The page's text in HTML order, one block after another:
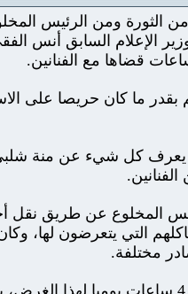
علامات الاستفهام حول موقفها من
الإعلام السابق أنس
ما كان حريصا على
يعرف كل شيء عن منة
المخلوع عن طريق نقل
التي يتعرضون لها،
مختلفة.
وذهبت الخميس إلى أن الرئيس كان يهتم بالنميمة عن الفنانات خاصة الجنسية منها